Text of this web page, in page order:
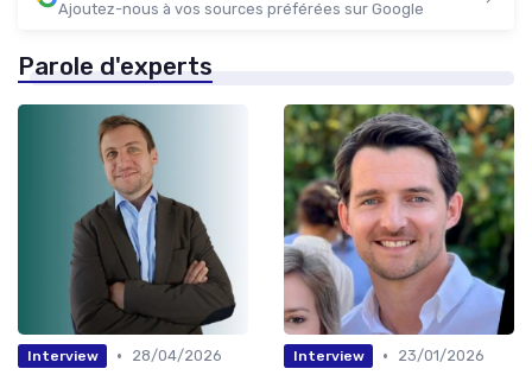
Ajoutez-nous à vos sources préférées sur Google
Parole d'experts
Interview •
28/04/2026
Interview •
23/01/2026